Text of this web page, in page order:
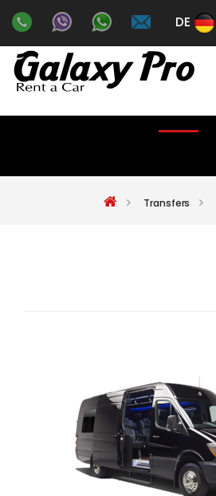
Color
DE
Transfers